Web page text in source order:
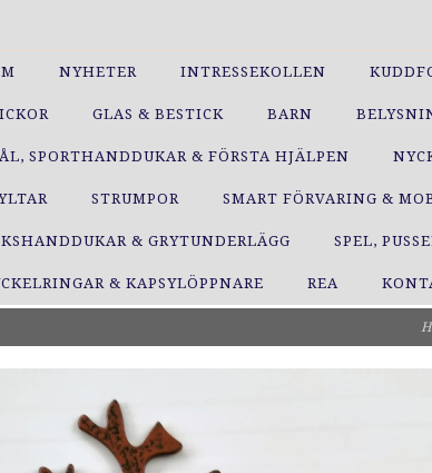
NYHETER INTRESSEKOLLEN
GLAS & BESTICK BARN
SPORTHANDDUKAR & FÖRSTA HJÄLPEN
STRUMPOR SMART FÖRVARING &
& GRYTUNDERLÄGG SPEL,
& KAPSYLÖPPNARE REA